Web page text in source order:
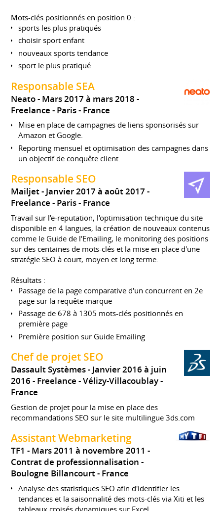
Mots-clés positionnés en position 0 :
sports les plus pratiqués
choisir sport enfant
nouveaux sports tendance
sport le plus pratiqué
Responsable SEA
Neato
Mars 2017 à mars 2018
Freelance
Paris France
Mise en place de campagnes de liens sponsorisés sur
Amazon et Google.
Reporting mensuel et optimisation des campagnes dans
un objectif de conquête client.
Responsable SEO
Mailjet
Janvier 2017 à août 2017
Freelance
Paris France
Travail sur l'e-reputation, l'optimisation technique du site
disponible en 4 langues, la création de nouveaux contenus
comme le Guide de l'Emailing, le monitoring des positions
sur des centaines de mots-clés et la mise en place d'une
stratégie SEO à court, moyen et long terme.
Résultats :
Passage de la page comparative d'un concurrent en 2e
page sur la requête marque
Passage de 678 à 1305 mots-clés positionnés en
première page
Première position sur Guide Emailing
Chef de projet SEO
Dassault Systèmes
Janvier 2016 à juin
2016 Freelance
Vélizy-Villacoublay
France
Gestion de projet pour la mise en place des
recommandations SEO sur le site multilingue 3ds.com
Assistant Webmarketing
TF1
Mars 2011 à novembre 2011
Contrat de professionnalisation
Boulogne Billancourt
France
Analyse des statistiques SEO afin d'identifier les
tendances et la saisonnalité des mots-clés via Xiti et les
tableaux croisés dynamiques sur Excel.